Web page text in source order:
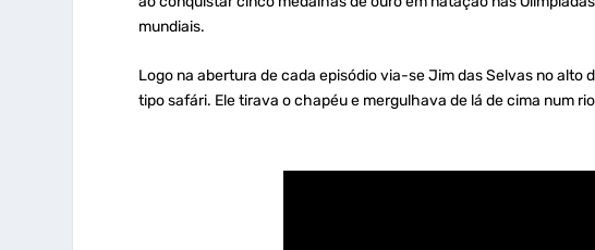
mundiais.
Logo na abertura de cada episódio via-se Jim das Selvas no alto
tipo safári. Ele tirava o chapéu e mergulhava de lá de cima num